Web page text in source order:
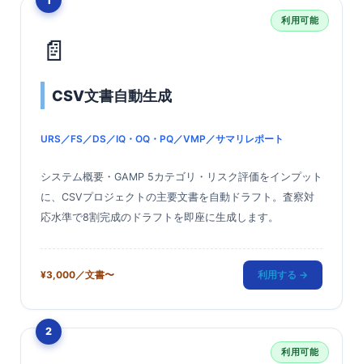
利用可能
📄
CSV文書自動生成
URS／FS／DS／IQ・OQ・PQ／VMP／サマリレポート
システム概要・GAMP 5カテゴリ・リスク評価をインプット
に、CSVプロジェクトの主要文書を自動ドラフト。査察対
応水準で8割完成のドラフトを即座に生成します。
¥3,000／文書〜 利用する →
2
利用可能